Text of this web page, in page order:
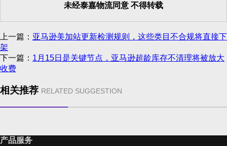
未经泰嘉物流同意 不得转载
上一篇： 亚马逊美加站更新检测规则，这些类目不合规将直接下
架
下一篇： 1月15日是关键节点，亚马逊超龄库存不清理将被放大
收费
相关推荐 RELATED SUGGESTION
产品服务